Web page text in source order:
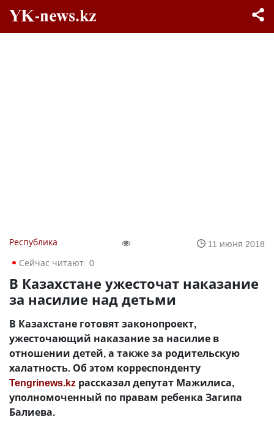
Республика
11 июня 2018
Сейчас читают: 0
В Казахстане ужесточат наказание
за насилие над детьми
В Казахстане готовят законопроект,
ужесточающий наказание за насилие в
отношении детей, а также за родительскую
халатность. Об этом корреспонденту
Tengrinews.kz рассказал депутат Мажилиса,
уполномоченный по правам ребенка Загипа
Балиева.